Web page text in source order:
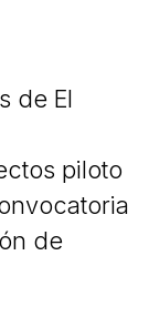
de El
piloto
de